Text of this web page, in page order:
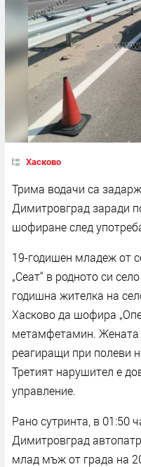
Хасково
Трима водачи са
Димитровград заради
шофиране след
19-годишен младеж от
„Сеат“ в родното си
годишна жителка на
Хасково да шофира
метамфетамин. Жената
реагиращи при полеви
Третият нарушител е
управление.
Рано сутринта, в 01:50
Димитровград
млад мъж от града на